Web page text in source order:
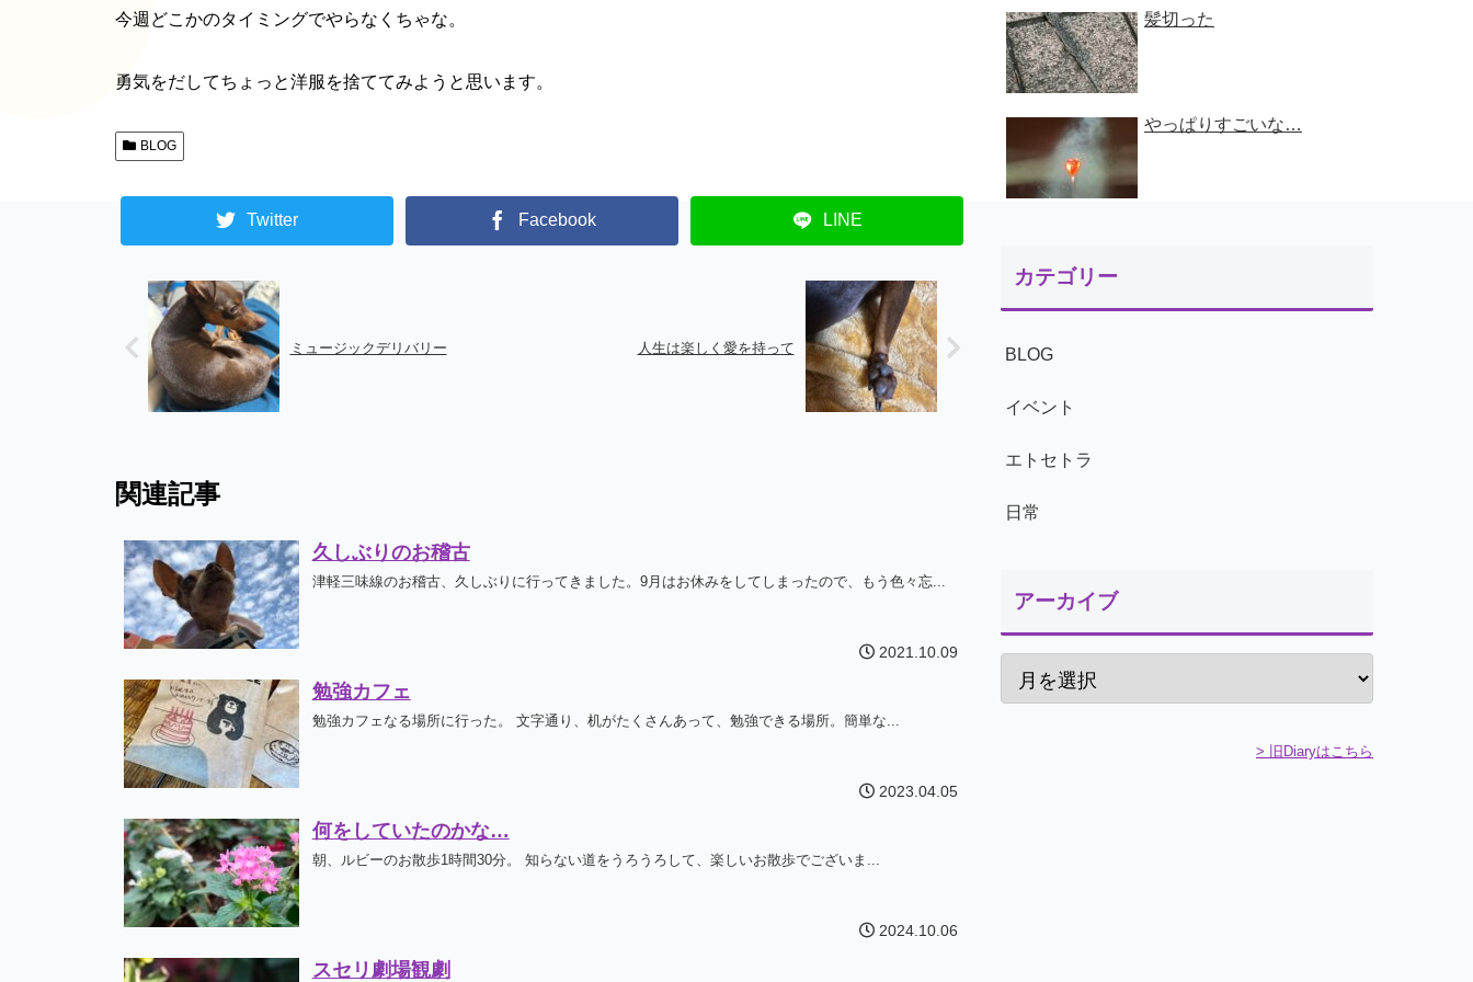
今週どこかのタイミングでやらなくちゃな。
勇気をだしてちょっと洋服を捨ててみようと思います。
BLOG
Twitter Facebook LINE
ミュージックデリバリー 人生は楽しく愛を持って
関連記事
久しぶりのお稽古
津軽三味線のお稽古、久しぶりに行ってきました。9月はお休みをしてしまったので、もう色々忘...
2021.10.09
勉強カフェ
勉強カフェなる場所に行った。 文字通り、机がたくさんあって、勉強できる場所。簡単な...
2023.04.05
何をしていたのかな…
朝、ルビーのお散歩1時間30分。 知らない道をうろうろして、楽しいお散歩でございま...
2024.10.06
スセリ劇場観劇
髪切った
やっぱりすごいな…
カテゴリー
BLOG
イベント
エトセトラ
日常
アーカイブ
> 旧Diaryはこちら